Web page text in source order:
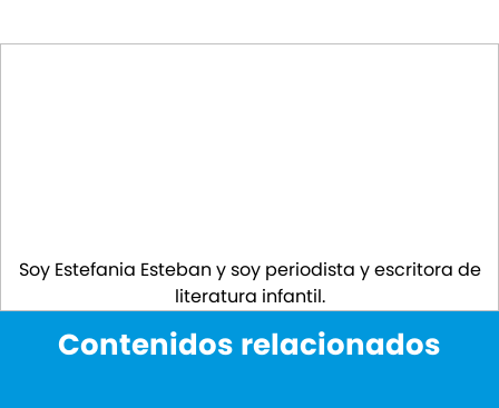
Soy Estefania Esteban y soy periodista y escritora de
literatura infantil.
Contenidos relacionados